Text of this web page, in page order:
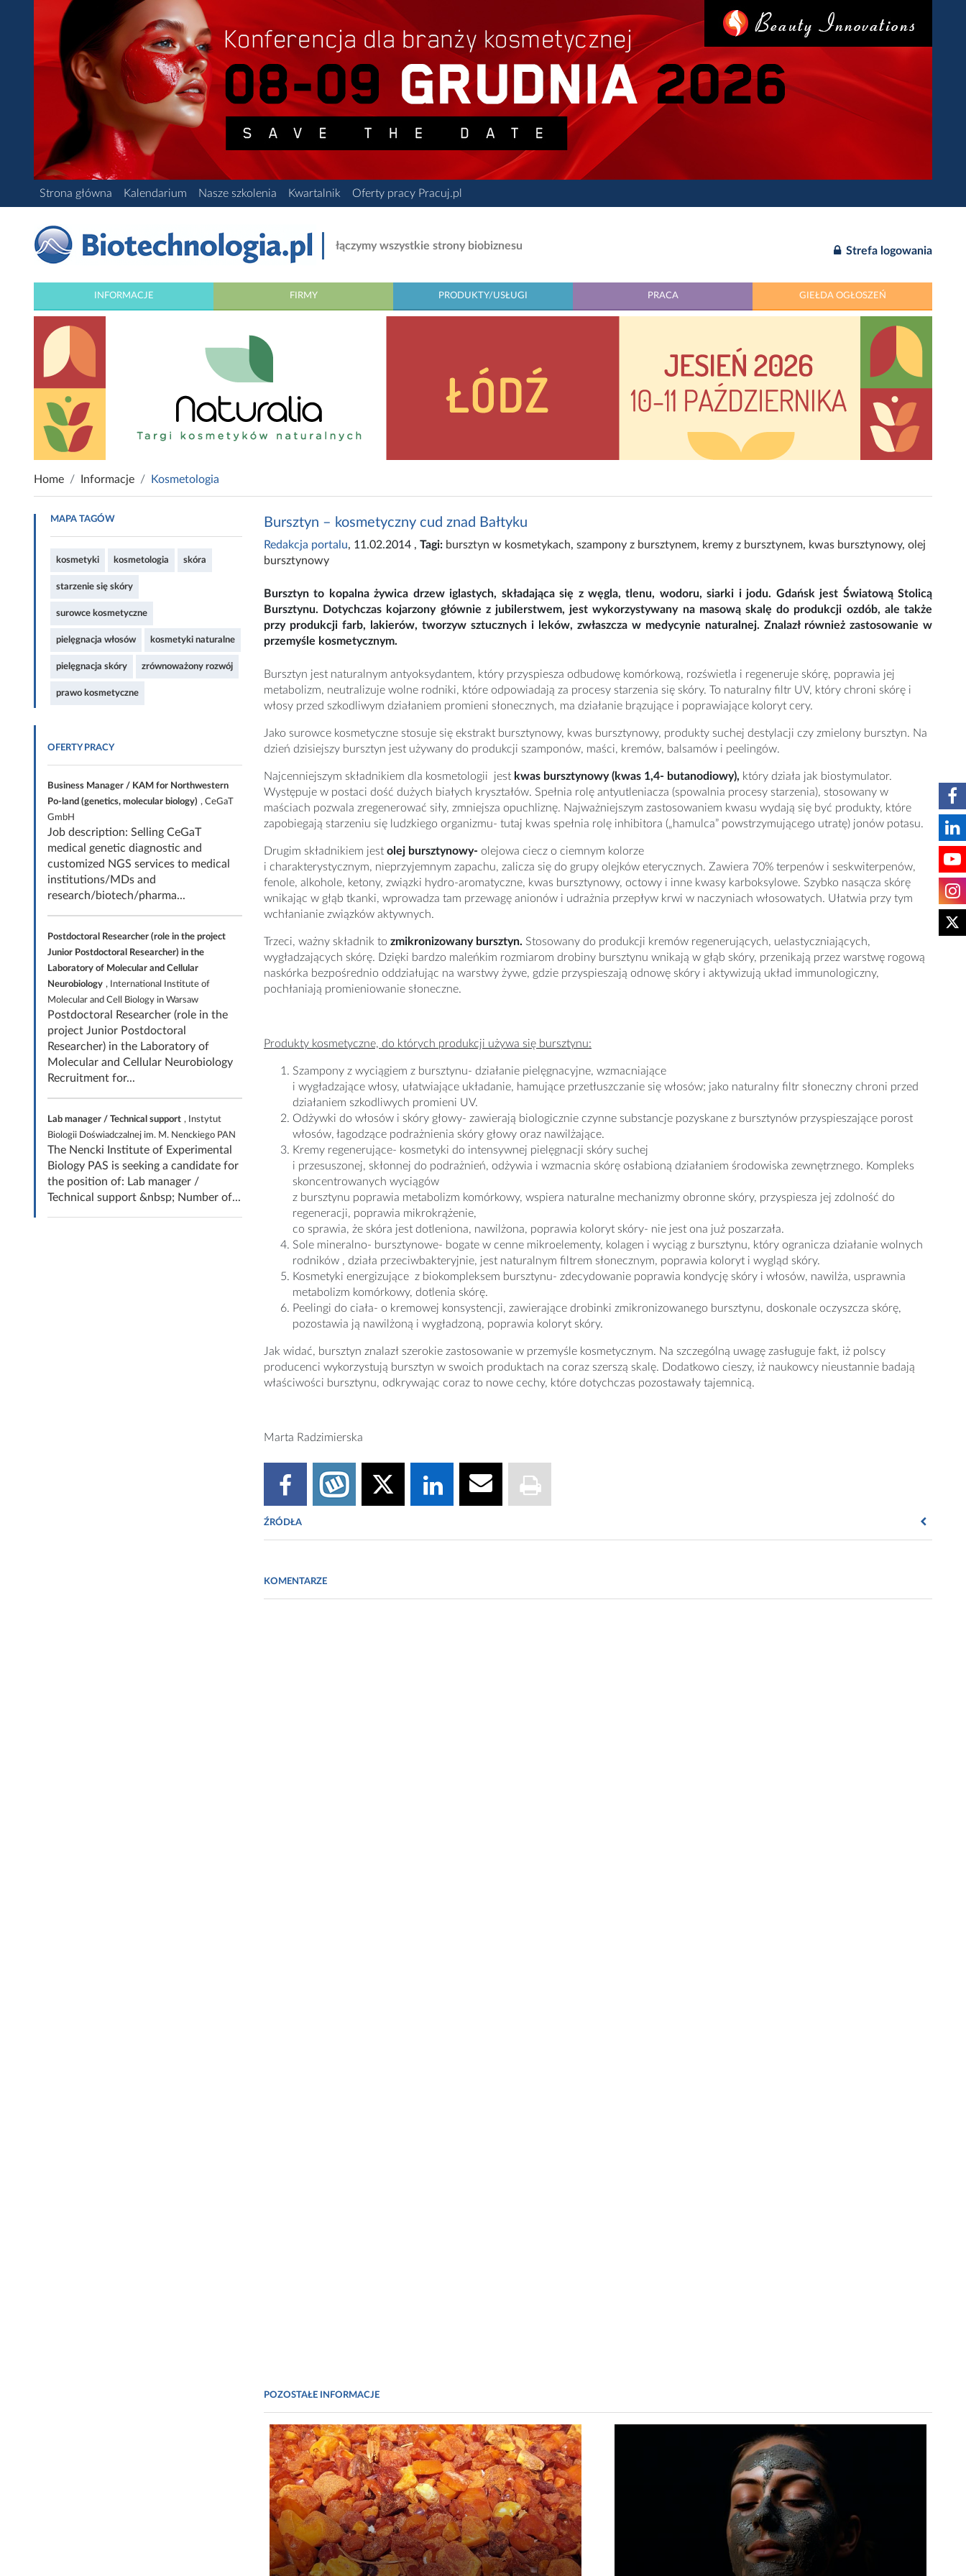
Strona główna Kalendarium Nasze szkolenia Kwartalnik Oferty pracy Pracuj.pl
łączymy wszystkie strony biobiznesu Strefa logowania
INFORMACJE FIRMY PRODUKTY/USŁUGI PRACA GIEŁDA OGŁOSZEŃ
Home Informacje Kosmetologia
MAPA TAGÓW
kosmetyki kosmetologia skóra
starzenie się skóry
surowce kosmetyczne
pielęgnacja włosów kosmetyki naturalne
pielęgnacja skóry zrównoważony rozwój
prawo kosmetyczne
OFERTY PRACY
Business Manager / KAM for Northwestern
Po-land (genetics, molecular biology) , CeGaT
GmbH
Job description: Selling CeGaT
medical genetic diagnostic and
customized NGS services to medical
institutions/MDs and
research/biotech/pharma...
Postdoctoral Researcher (role in the project
Junior Postdoctoral Researcher) in the
Laboratory of Molecular and Cellular
Neurobiology , International Institute of
Molecular and Cell Biology in Warsaw
Postdoctoral Researcher (role in the
project Junior Postdoctoral
Researcher) in the Laboratory of
Molecular and Cellular Neurobiology
Recruitment for...
Lab manager / Technical support , Instytut
Biologii Doświadczalnej im. M. Nenckiego PAN
The Nencki Institute of Experimental
Biology PAS is seeking a candidate for
the position of: Lab manager /
Technical support &nbsp; Number of...
Bursztyn – kosmetyczny cud znad Bałtyku
Redakcja portalu, 11.02.2014 , Tagi: bursztyn w kosmetykach, szampony z bursztynem, kremy z bursztynem, kwas bursztynowy, olej
bursztynowy
Bursztyn to kopalna żywica drzew iglastych, składająca się z węgla, tlenu, wodoru, siarki i jodu. Gdańsk jest Światową Stolicą
Bursztynu. Dotychczas kojarzony głównie z jubilerstwem, jest wykorzystywany na masową skalę do produkcji ozdób, ale także
przy produkcji farb, lakierów, tworzyw sztucznych i leków, zwłaszcza w medycynie naturalnej. Znalazł również zastosowanie w
przemyśle kosmetycznym.
Bursztyn jest naturalnym antyoksydantem, który przyspiesza odbudowę komórkową, rozświetla i regeneruje skórę, poprawia jej
metabolizm, neutralizuje wolne rodniki, które odpowiadają za procesy starzenia się skóry. To naturalny filtr UV, który chroni skórę i
włosy przed szkodliwym działaniem promieni słonecznych, ma działanie brązujące i poprawiające koloryt cery.
Jako surowce kosmetyczne stosuje się ekstrakt bursztynowy, kwas bursztynowy, produkty suchej destylacji czy zmielony bursztyn. Na
dzień dzisiejszy bursztyn jest używany do produkcji szamponów, maści, kremów, balsamów i peelingów.
Najcenniejszym składnikiem dla kosmetologii jest kwas bursztynowy (kwas 1,4- butanodiowy), który działa jak biostymulator.
Występuje w postaci dość dużych białych kryształów. Spełnia rolę antyutleniacza (spowalnia procesy starzenia), stosowany w
maściach pozwala zregenerować siły, zmniejsza opuchliznę. Najważniejszym zastosowaniem kwasu wydają się być produkty, które
zapobiegają starzeniu się ludzkiego organizmu- tutaj kwas spełnia rolę inhibitora („hamulca” powstrzymującego utratę) jonów potasu.
Drugim składnikiem jest olej bursztynowy- olejowa ciecz o ciemnym kolorze
i charakterystycznym, nieprzyjemnym zapachu, zalicza się do grupy olejków eterycznych. Zawiera 70% terpenów i seskwiterpenów,
fenole, alkohole, ketony, związki hydro-aromatyczne, kwas bursztynowy, octowy i inne kwasy karboksylowe. Szybko nasącza skórę
wnikając w głąb tkanki, wprowadza tam przewagę anionów i udrażnia przepływ krwi w naczyniach włosowatych. Ułatwia przy tym
wchłanianie związków aktywnych.
Trzeci, ważny składnik to zmikronizowany bursztyn. Stosowany do produkcji kremów regenerujących, uelastyczniających,
wygładzających skórę. Dzięki bardzo maleńkim rozmiarom drobiny bursztynu wnikają w głąb skóry, przenikają przez warstwę rogową
naskórka bezpośrednio oddziałując na warstwy żywe, gdzie przyspieszają odnowę skóry i aktywizują układ immunologiczny,
pochłaniają promieniowanie słoneczne.
Produkty kosmetyczne, do których produkcji używa się bursztynu:
Szampony z wyciągiem z bursztynu- działanie pielęgnacyjne, wzmacniające
i wygładzające włosy, ułatwiające układanie, hamujące przetłuszczanie się włosów; jako naturalny filtr słoneczny chroni przed
działaniem szkodliwych promieni UV.
Odżywki do włosów i skóry głowy- zawierają biologicznie czynne substancje pozyskane z bursztynów przyspieszające porost
włosów, łagodzące podrażnienia skóry głowy oraz nawilżające.
Kremy regenerujące- kosmetyki do intensywnej pielęgnacji skóry suchej
i przesuszonej, skłonnej do podrażnień, odżywia i wzmacnia skórę osłabioną działaniem środowiska zewnętrznego. Kompleks
skoncentrowanych wyciągów
z bursztynu poprawia metabolizm komórkowy, wspiera naturalne mechanizmy obronne skóry, przyspiesza jej zdolność do
regeneracji, poprawia mikrokrążenie,
co sprawia, że skóra jest dotleniona, nawilżona, poprawia koloryt skóry- nie jest ona już poszarzała.
Sole mineralno- bursztynowe- bogate w cenne mikroelementy, kolagen i wyciąg z bursztynu, który ogranicza działanie wolnych
rodników , działa przeciwbakteryjnie, jest naturalnym filtrem słonecznym, poprawia koloryt i wygląd skóry.
Kosmetyki energizujące z biokompleksem bursztynu- zdecydowanie poprawia kondycję skóry i włosów, nawilża, usprawnia
metabolizm komórkowy, dotlenia skórę.
Peelingi do ciała- o kremowej konsystencji, zawierające drobinki zmikronizowanego bursztynu, doskonale oczyszcza skórę,
pozostawia ją nawilżoną i wygładzoną, poprawia koloryt skóry.
Jak widać, bursztyn znalazł szerokie zastosowanie w przemyśle kosmetycznym. Na szczególną uwagę zasługuje fakt, iż polscy
producenci wykorzystują bursztyn w swoich produktach na coraz szerszą skalę. Dodatkowo cieszy, iż naukowcy nieustannie badają
właściwości bursztynu, odkrywając coraz to nowe cechy, które dotychczas pozostawały tajemnicą.
Marta Radzimierska
ŹRÓDŁA
www.ambersmell.pl
KOMENTARZE
POZOSTAŁE INFORMACJE